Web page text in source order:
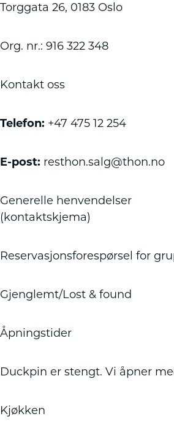
Torggata 26, 0183 Oslo
Org. nr.: 916 322 348
Kontakt oss
Telefon: +47 475 12 254
E-post: resthon.salg@thon.no
Generelle henvendelser
(kontaktskjema)
Reservasjonsforespørsel for
Gjenglemt/Lost & found
Åpningstider
Duckpin er stengt. Vi åpner
Kjøkken